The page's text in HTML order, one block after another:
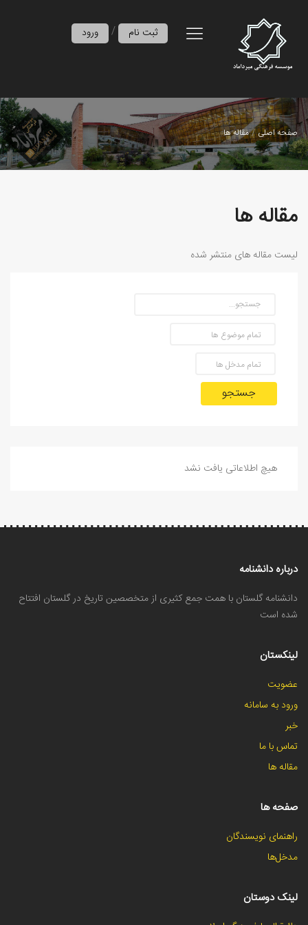
ورود / ثبت نام
صفحه اصلی مقاله ها
مقاله ها
لیست مقاله های منتشر شده
جستجو
هیچ اطلاعاتی یافت نشد
درباره دانشنامه
دانشنامه گلستان با همت جمع کثیری از متخصصین تاریخ در گلستان افتتاح
شده است
لینکستان
عضویت
ورود به سامانه
خبر
تماس با ما
مقاله ها
صفحه ها
راهنمای نویسندگان
مدخل‌ها
لینک دوستان